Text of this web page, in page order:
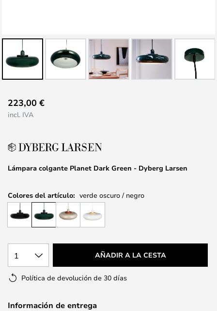
comienzo
galería
deLámpara colgante Planet Dark Green - Dyberg Larsen
223,00 €
incl. IVA
Colores del artículo: verde oscuro / negro
1 AÑADIR A LA CESTA
Política de devolución de 30 días
Información de entrega